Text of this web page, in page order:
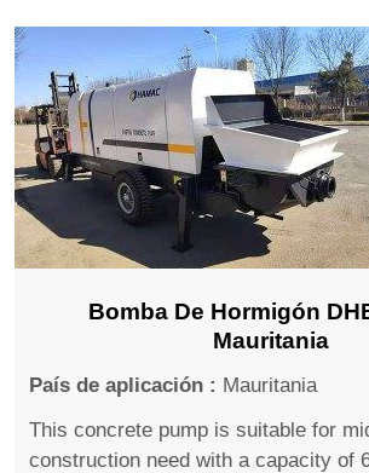
Bomba De Hormigón
Mauritania
País de aplicación : Mauritania
This concrete pump is suitable for
construction need with a capacity of